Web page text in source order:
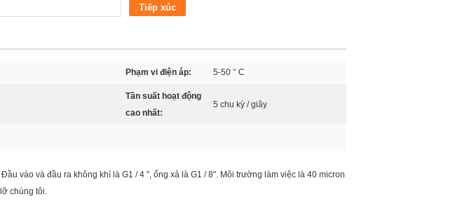
Tiếp xúc
Phạm vi điện áp: 5-50 ° C
Tần suất hoạt động
cao nhất:
5 chu kỳ / giây
vào và đầu ra không khí là G1 / 4 ", ống xả là G1 / 8". Môi trường làm việc là 40 micron
chúng tôi.